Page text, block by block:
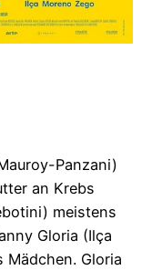
Panzani)
an Krebs
meistens
Gloria (Ilça
Mädchen. Gloria